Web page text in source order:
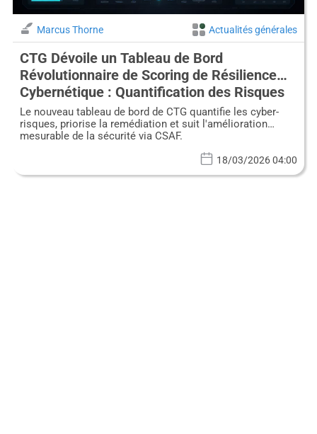
Marcus Thorne Actualités générales
CTG Dévoile un Tableau de Bord
Révolutionnaire de Scoring de Résilience
Cybernétique : Quantification des Risques
pour une Défense Proactive
Le nouveau tableau de bord de CTG quantifie les cyber-
risques, priorise la remédiation et suit l'amélioration
mesurable de la sécurité via CSAF.
18/03/2026 04:00